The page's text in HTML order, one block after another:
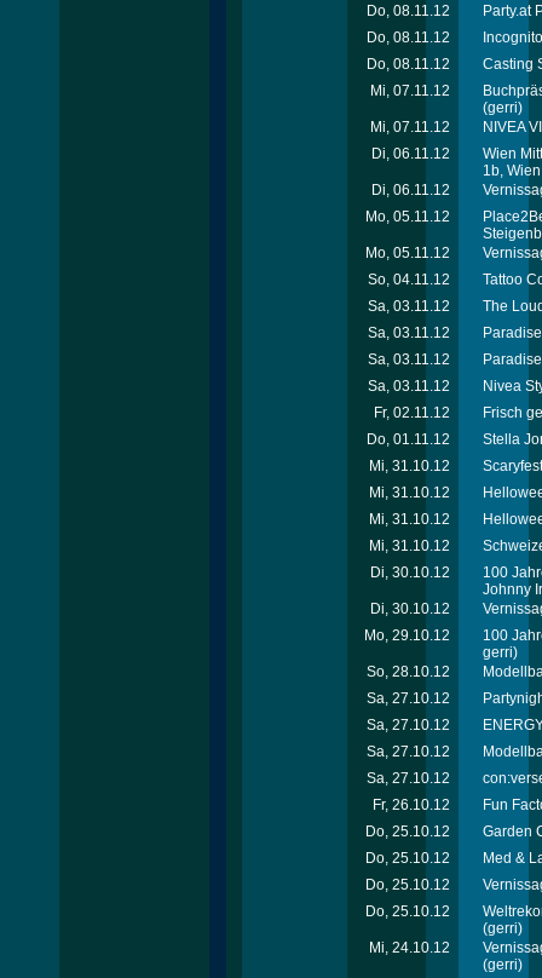
Do, 08.11.12
Party.at
Do, 08.11.12
Do, 08.11.12
Casting
Mi, 07.11.12
(gerri)
Mi, 07.11.12
NIVEA
Di, 06.11.12
Wien
1b, Wien
Di, 06.11.12
Mo, 05.11.12
Mo, 05.11.12
So, 04.11.12
Tattoo
Sa, 03.11.12
The
Sa, 03.11.12
Sa, 03.11.12
Sa, 03.11.12
Nivea
Fr, 02.11.12
Frisch
Do, 01.11.12
Stella
Mi, 31.10.12
Mi, 31.10.12
Mi, 31.10.12
Mi, 31.10.12
Di, 30.10.12
100
Johnny
Di, 30.10.12
Mo, 29.10.12
100
gerri)
So, 28.10.12
Sa, 27.10.12
Sa, 27.10.12
Sa, 27.10.12
Sa, 27.10.12
Fr, 26.10.12
Fun
Do, 25.10.12
Garden
Do, 25.10.12
Med &
Do, 25.10.12
Do, 25.10.12
(gerri)
Mi, 24.10.12
(gerri)